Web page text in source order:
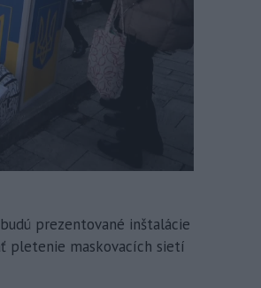
prezentované inštalácie
pletenie maskovacích sietí